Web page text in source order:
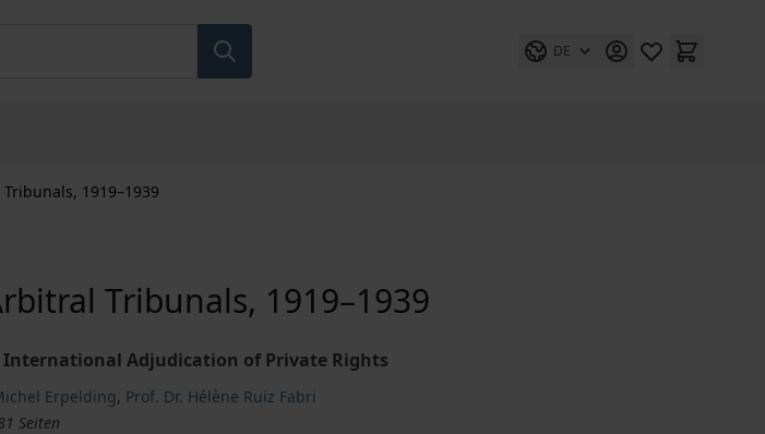
DE
1919–1939
Tribunals, 1919–1939
Adjudication of Private Rights
Erpelding, Prof. Dr. Hélène Ruiz Fabri
Seiten